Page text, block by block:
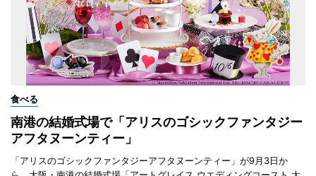
食べる
南港の結婚式場で「アリスのゴシックファンタジー
アフタヌーンティー」
「アリスのゴシックファンタジーアフタヌーンティー」が9月3日か